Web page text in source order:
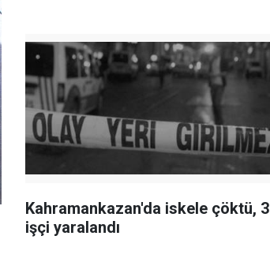
Kahramankazan'da iskele çöktü, 3
işçi yaralandı